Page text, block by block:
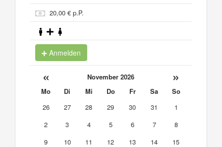
20,00 € p.P.
Anmelden
« November 2026 »
Mo Di Mi Do Fr Sa
So
26
27 28 29 30 31
1
2
3 4 5 6 7
8
9
10 11 12 13 14
15